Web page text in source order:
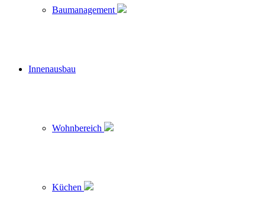
Baumanagement
Innenausbau
Wohnbereich
Küchen